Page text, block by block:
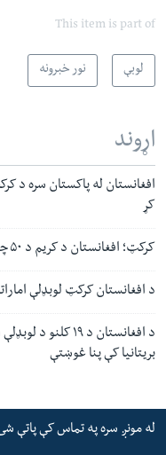
This item is part of
لوبې نور خبرونه
اړوند
افغانستان له پاکستان سره د
کړ
کرکټ؛ افغانستان د کریم د ۵۰ چټکو منډو په مرسته اماراتو ته ماتې ورکړه
د افغانستان کرکټ لوبډلې
بریتانیا کې پنا غوښتې
له مونږ سره په تماس کې پاتې